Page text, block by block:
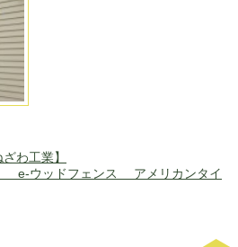
わ工業】
e-ウッドフェンス アメリカンタイ